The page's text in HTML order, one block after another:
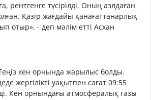
рентгенге түсірілді. Оның азлдаған
Қазір жағдайы қанағаттанарлық
отыр», - деп мәлім етті Асхан
Теңіз кен орнында жарылыс болды.
жергілікті уақытпен сағат 09:55
Кен орнындағы атмосфералық газы